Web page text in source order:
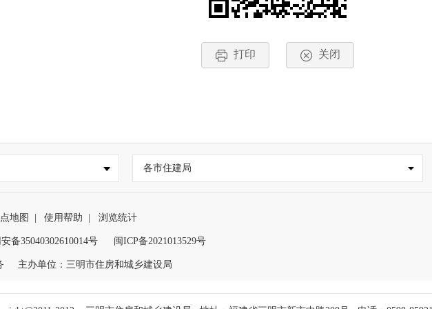
打印 关闭
各市住建局
地图 使用帮助 浏览统计
备35040302610014号 闽ICP备2021013529号
主办单位：三明市住房和城乡建设局